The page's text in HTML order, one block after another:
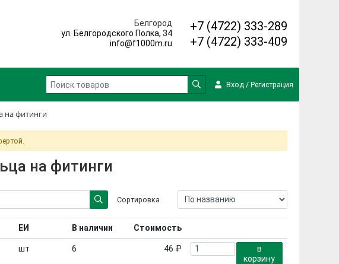
Белгород
ул. Белгородского Полка, 34
info@f1000m.ru
+7 (4722) 333-289
+7 (4722) 333-409
Вход/ Регистрация
на фитинги
на фитинги
Сортировка
ЕИ В наличии Стоимость
шт 6 46 ₽
в
корзину